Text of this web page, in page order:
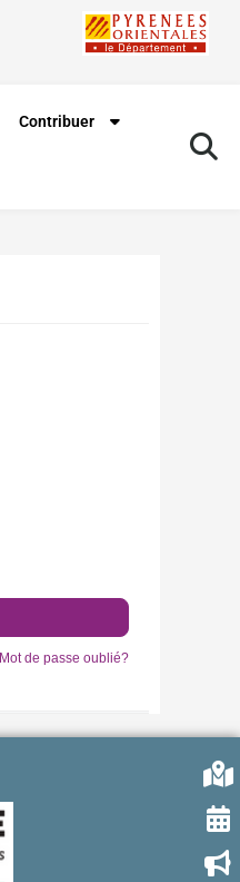
Contribuer
Mot de passe oublié?